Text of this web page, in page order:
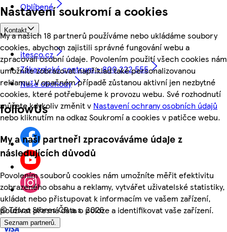
Nastavení soukromí a cookies
My a našich 18 partnerů používáme nebo ukládáme soubory
cookies, abychom zajistili správné fungování webu a
zpracovali osobní údaje. Povolením použití všech cookies nám
umožníte zobrazovat například také personalizovanou
reklamu. V opačném případě zůstanou aktivní jen nezbytné
cookies, které potřebujeme k provozu webu. Své rozhodnutí
můžete kdykoliv změnit v Nastavení ochrany osobních údajů
nebo kliknutím na odkaz Soukromí a cookies v patičce webu.
My a naši partneři zpracováváme údaje z
následujících důvodů
Povolením souborů cookies nám umožníte měřit efektivitu
zobrazeného obsahu a reklamy, vytvářet uživatelské statistiky,
ukládat nebo přistupovat k informacím ve vašem zařízení,
používat přesná data o poloze a identifikovat vaše zařízení.
Seznam partnerů.
Oblíbené
Kontakt
itesco.cz
Zákaznické centrum - 800 222 555
Naše obchody
followUs
©Tesco Stores ČR a.s. 2026